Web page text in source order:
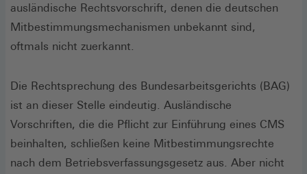
ausländische Rechtsvorschrift, denen die deutschen
Mitbestimmungsmechanismen unbekannt sind,
oftmals nicht zuerkannt.
Die Rechtsprechung des Bundesarbeitsgerichts (BAG)
ist an dieser Stelle eindeutig. Ausländische
Vorschriften, die die Pflicht zur Einführung eines CMS
beinhalten, schließen keine Mitbestimmungsrechte
nach dem Betriebsverfassungsgesetz aus. Aber nicht